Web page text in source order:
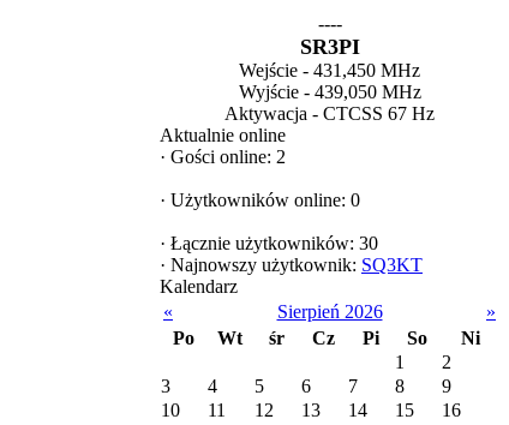
----
SR3PI
Wejście - 431,450 MHz
Wyjście - 439,050 MHz
Aktywacja - CTCSS 67 Hz
Aktualnie online
· Gości online: 2
· Użytkowników online: 0
· Łącznie użytkowników: 30
· Najnowszy użytkownik: SQ3KT
Kalendarz
«
Sierpień 2026
»
Po
Wt śr Cz Pi So
Ni
1
2
3
4 5 6 7 8
9
10
11 12 13 14 15
16